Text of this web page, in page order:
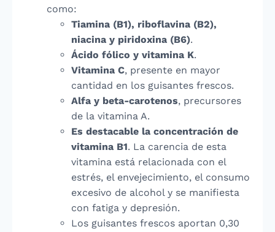
como:
Tiamina (B1), riboflavina (B2),
niacina y piridoxina (B6).
Ácido fólico y vitamina K.
Vitamina C, presente en mayor
cantidad en los guisantes frescos.
Alfa y beta-carotenos, precursores
de la vitamina A.
Es destacable la concentración de
vitamina B1. La carencia de esta
vitamina está relacionada con el
estrés, el envejecimiento, el consumo
excesivo de alcohol y se manifiesta
con fatiga y depresión.
Los guisantes frescos aportan 0,30